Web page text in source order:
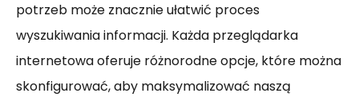
potrzeb może znacznie ułatwić proces
wyszukiwania informacji. Każda przeglądarka
internetowa oferuje różnorodne opcje, które można
skonfigurować, aby maksymalizować naszą